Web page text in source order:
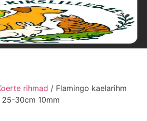
rihmad / Flamingo kaelarihm
25-30cm 10mm